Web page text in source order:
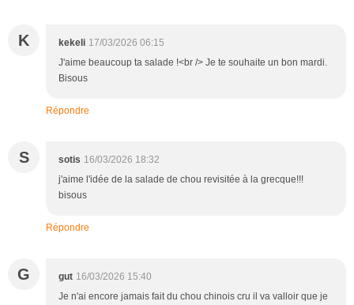
K kekeli 17/03/2026 06:15
J'aime beaucoup ta salade !<br /> Je te souhaite un bon mardi.
Bisous
Répondre
S sotis 16/03/2026 18:32
j'aime l'idée de la salade de chou revisitée à la grecque!!!
bisous
Répondre
G gut 16/03/2026 15:40
Je n'ai encore jamais fait du chou chinois cru il va valloir que je